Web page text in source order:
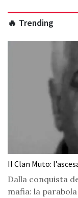
🔥 Trending
Il Clan Muto:
Dalla conquista
mafia: la